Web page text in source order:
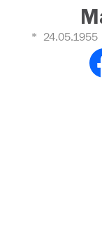
24.05.1955